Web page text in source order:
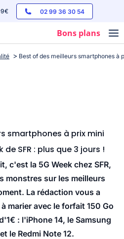
02 99 36 30 54
Bons plans
Best of des meilleurs smartphones à
smartphones à prix mini
SFR : plus que 3 jours !
c'est la 5G Week chez SFR,
monstres sur les meilleurs
La rédaction vous a
marier avec le forfait 150 Go
: l'iPhone 14, le Samsung
le Redmi Note 12.